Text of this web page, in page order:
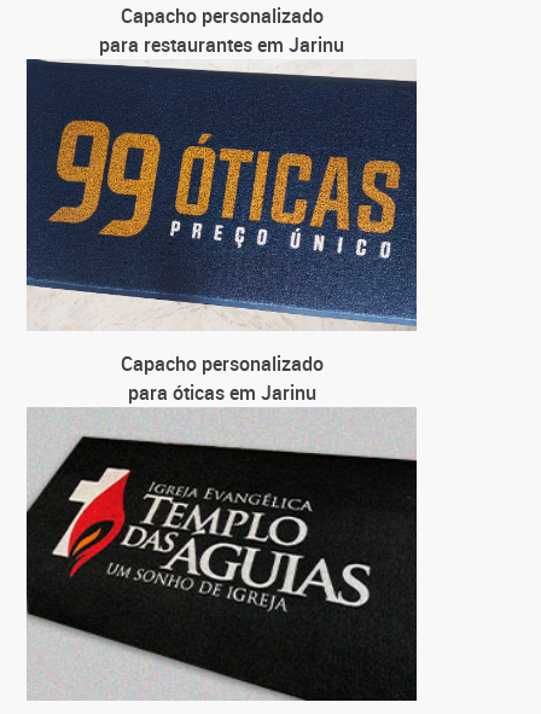
Capacho personalizado
para restaurantes em Jarinu
Capacho personalizado
para óticas em Jarinu